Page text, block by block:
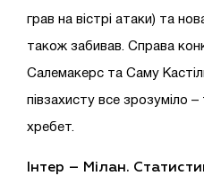
грав на вістрі атаки) та
також забивав. Справа
Салемакерс та Саму
півзахисту все зрозуміло –
хребет.
Інтер – Мілан.